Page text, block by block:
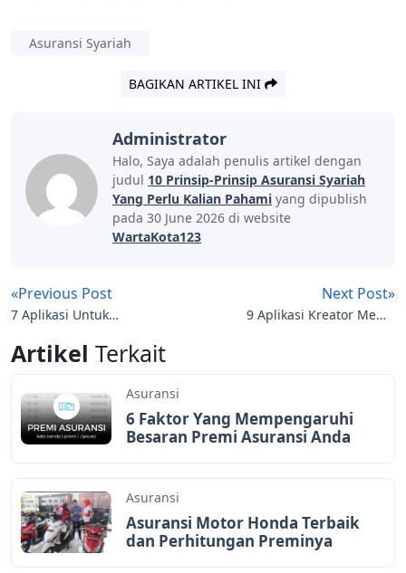
Asuransi Syariah
BAGIKAN ARTIKEL INI
Administrator
Halo, Saya adalah penulis artikel dengan
judul 10 Prinsip-Prinsip Asuransi Syariah
Yang Perlu Kalian Pahami yang dipublish
pada 30 June 2026 di website
WartaKota123
«Previous Post
7 Aplikasi Untuk
Terbaik Saat Ini
Next Post»
9 Aplikasi Kreator Meme
Artikel Terkait
Asuransi
6 Faktor Yang Mempengaruhi
Besaran Premi Asuransi Anda
Asuransi
Asuransi Motor Honda Terbaik
dan Perhitungan Preminya